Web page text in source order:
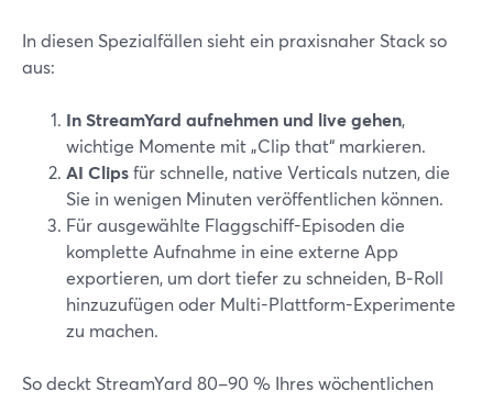
In diesen Spezialfällen sieht ein praxisnaher Stack so
aus:
In StreamYard aufnehmen und live gehen,
wichtige Momente mit „Clip that“ markieren.
AI Clipsfür schnelle, native Verticals nutzen, die
Sie in wenigen Minuten veröffentlichen können.
Für ausgewählte Flaggschiff-Episoden die
komplette Aufnahme in eine externe App
exportieren, um dort tiefer zu schneiden, B‑Roll
hinzuzufügen oder Multi-Plattform-Experimente
zu machen.
So deckt StreamYard 80–90 % Ihres wöchentlichen